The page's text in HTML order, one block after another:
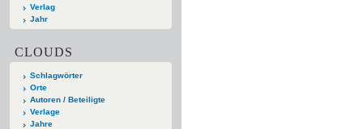
Verlag
Jahr
CLOUDS
Schlagwörter
Orte
Autoren / Beteiligte
Verlage
Jahre